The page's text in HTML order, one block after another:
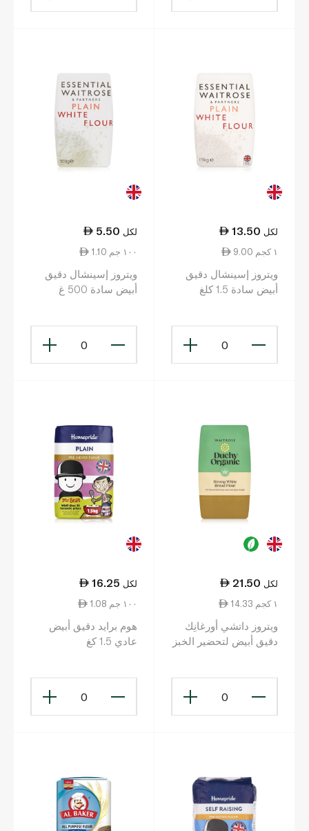
13.50 لكل
9.00 ١ كجم
ويتروز إسينشال دقيق
أبيض سادة 1.5 كلغ
0
5.50 لكل
1.10 ١٠٠ جم
ويتروز إسينشال دقيق
أبيض سادة 500 غ
0
21.50 لكل
14.33 ١ كجم
ويتروز داتشي أورغانِك
دقيق أبيض لتحضير الخبز
0
16.25 لكل
1.08 ١٠٠ جم
هوم برايد دقيق أبيض
عادي 1.5 كغ
0